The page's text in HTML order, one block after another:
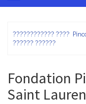
???????????? ????
?????? ??????
Fondation
Saint